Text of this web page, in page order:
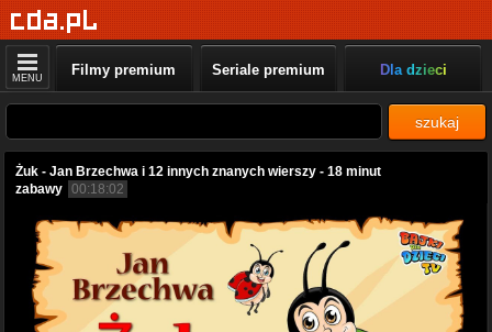
MENU Filmy premium Seriale premium Dla dzieci
szukaj
Żuk - Jan Brzechwa i 12 innych znanych wierszy - 18 minut
zabawy 00:18:02